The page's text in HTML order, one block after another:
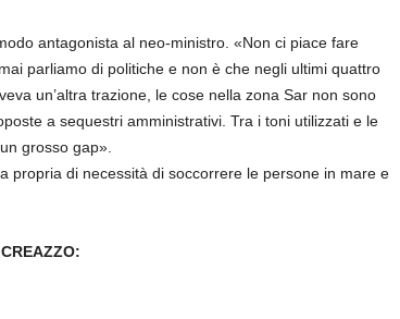
antagonista al neo-ministro. «Non ci piace fare
parliamo di politiche e non è che negli ultimi quattro
un’altra trazione, le cose nella zona Sar non sono
a sequestri amministrativi. Tra i toni utilizzati e le
grosso gap».
propria di necessità di soccorrere le persone in mare e